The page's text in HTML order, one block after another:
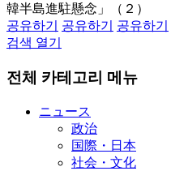
韓半島進駐懸念」（２）
공유하기
공유하기
공유하기
검색 열기
전체 카테고리 메뉴
ニュース
政治
国際・日本
社会・文化